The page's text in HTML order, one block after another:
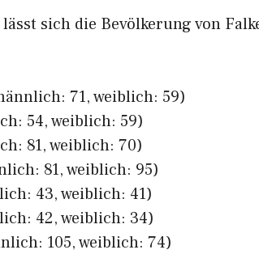
sich die Bevölkerung von
71, weiblich: 59)
54, weiblich: 59)
81, weiblich: 70)
81, weiblich: 95)
43, weiblich: 41)
42, weiblich: 34)
105, weiblich: 74)